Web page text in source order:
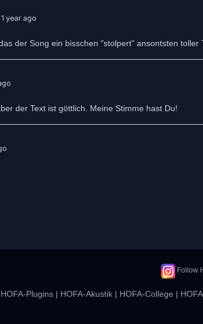
year ago
der Song ein bisschen "stolpert" ansontsten toller
der Text ist göttlich. Meine Stimme hast Du!
Follow
HOFA-Plugins | HOFA-Akustik | HOFA-College |